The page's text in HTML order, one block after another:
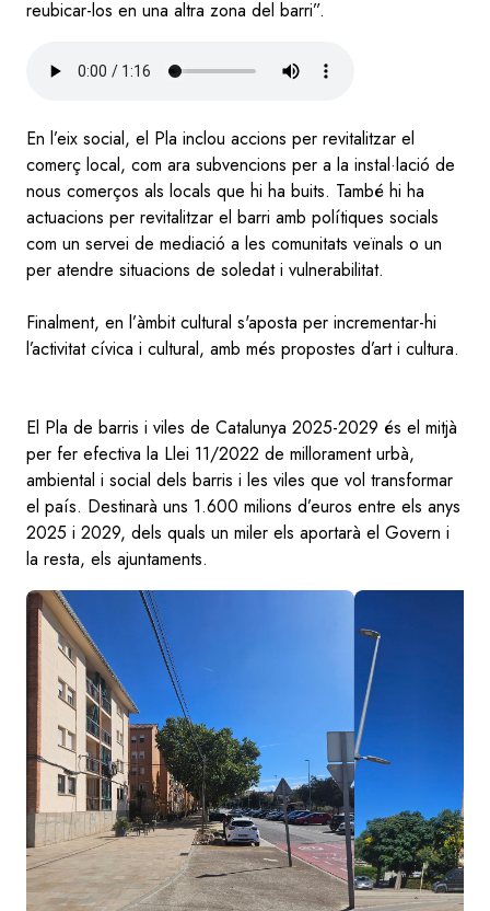
reubicar-los en una altra zona del barri”.
En l’eix social, el Pla inclou accions per revitalitzar el
comerç local, com ara subvencions per a la instal·lació de
nous comerços als locals que hi ha buits. També hi ha
actuacions per revitalitzar el barri amb polítiques socials
com un servei de mediació a les comunitats veïnals o un
per atendre situacions de soledat i vulnerabilitat.
Finalment, en l’àmbit cultural s'aposta per incrementar-hi
l’activitat cívica i cultural, amb més propostes d’art i cultura.
El Pla de barris i viles de Catalunya 2025-2029 és el mitjà
per fer efectiva la Llei 11/2022 de millorament urbà,
ambiental i social dels barris i les viles que vol transformar
el país. Destinarà uns 1.600 milions d’euros entre els anys
2025 i 2029, dels quals un miler els aportarà el Govern i
la resta, els ajuntaments.